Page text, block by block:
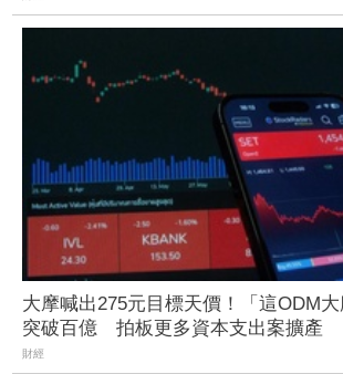
大摩喊出275元目標天價！「這ODM
突破百億 拍板更多資本支出案擴產
財經